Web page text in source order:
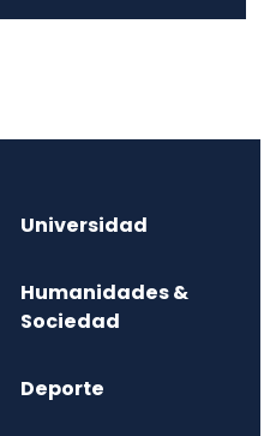
Universidad
Humanidades &
Sociedad
Deporte